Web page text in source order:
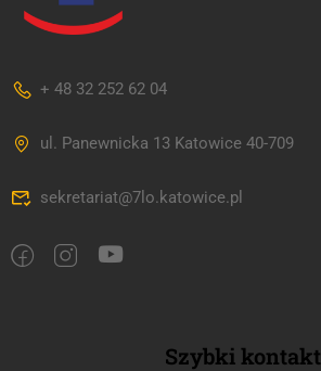
+ 48 32 252 62 04
ul. Panewnicka 13 Katowice 40-709
sekretariat@7lo.katowice.pl
Szybki kontakt